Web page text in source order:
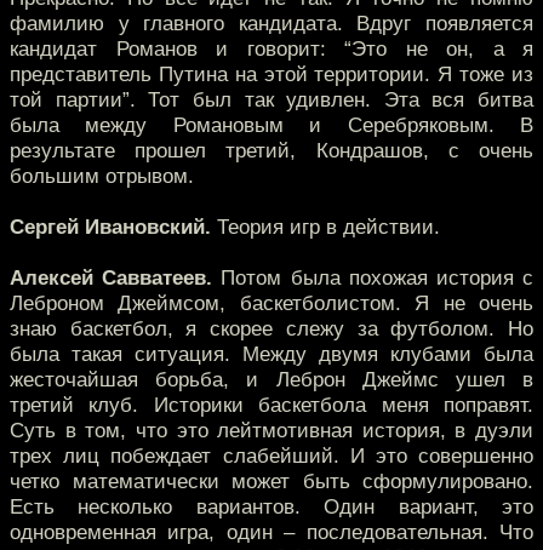
фамилию у главного кандидата. Вдруг появляется
кандидат Романов и говорит: “Это не он, а я
представитель Путина на этой территории. Я тоже из
той партии”. Тот был так удивлен. Эта вся битва
была между Романовым и Серебряковым. В
результате прошел третий, Кондрашов, с очень
большим отрывом.
Сергей Ивановский. Теория игр в действии.
Алексей Савватеев. Потом была похожая история с
Леброном Джеймсом, баскетболистом. Я не очень
знаю баскетбол, я скорее слежу за футболом. Но
была такая ситуация. Между двумя клубами была
жесточайшая борьба, и Леброн Джеймс ушел в
третий клуб. Историки баскетбола меня поправят.
Суть в том, что это лейтмотивная история, в дуэли
трех лиц побеждает слабейший. И это совершенно
четко математически может быть сформулировано.
Есть несколько вариантов. Один вариант, это
одновременная игра, один – последовательная. Что